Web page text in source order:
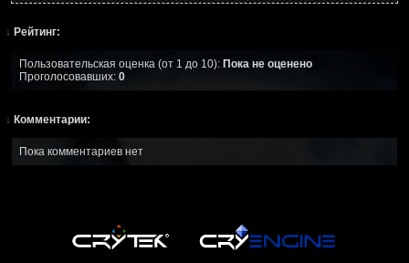
↓ Рейтинг:
Пользовательская оценка (от 1 до 10): Пока не оценено
Проголосовавших: 0
↓ Комментарии:
Пока комментариев нет